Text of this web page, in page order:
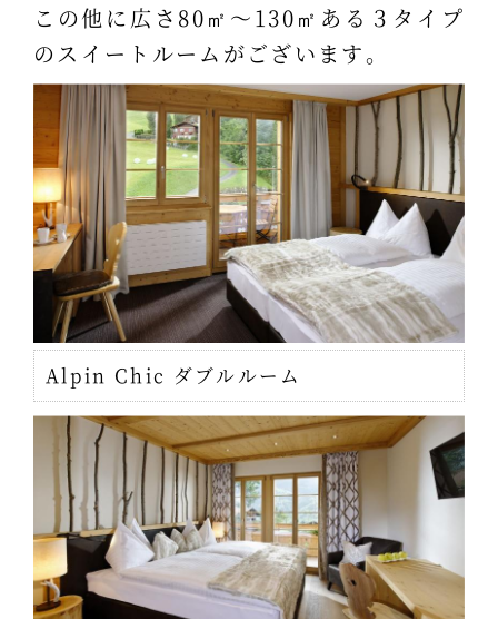
この他に広さ80㎡～130㎡ある３タイプ
のスイートルームがございます。
Alpin Chic ダブルルーム